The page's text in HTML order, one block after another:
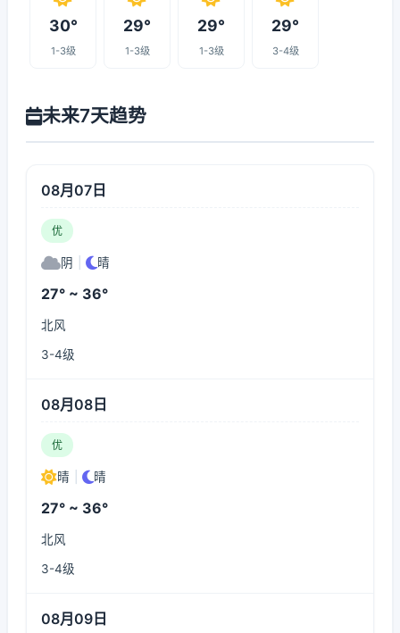
30°
1-3级
29°
1-3级
29°
1-3级
29°
3-4级
未来7天趋势
08月07日
优
阴 晴
27° ~ 36°
北风
3-4级
08月08日
优
晴 晴
27° ~ 36°
北风
3-4级
08月09日